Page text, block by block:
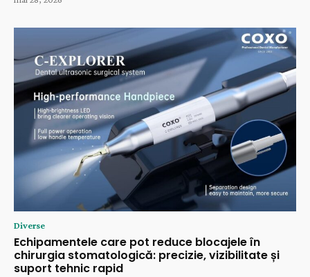
Diverse
Echipamentele care pot reduce blocajele în
chirurgia stomatologică: precizie, vizibilitate și
suport tehnic rapid